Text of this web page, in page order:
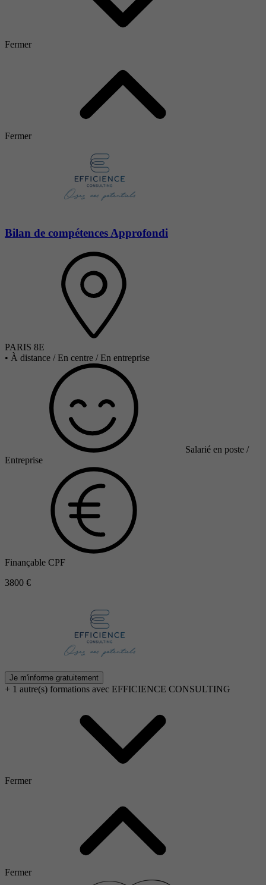
Fermer
Fermer
Bilan de compétences Approfondi
PARIS 8E
• À distance / En centre / En entreprise
Salarié en poste /
Entreprise
Finançable CPF
3800 €
Je m'informe gratuitement
+ 1 autre(s) formations avec EFFICIENCE CONSULTING
Fermer
Fermer